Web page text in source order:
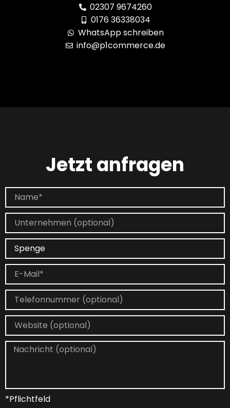
02307 9674260
0176 36338034
WhatsApp schreiben
info@p1commerce.de
Jetzt anfragen
*Pflichtfeld